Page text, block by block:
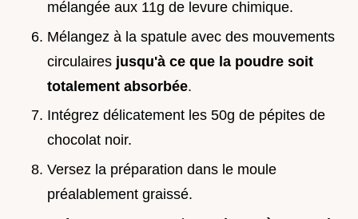
mélangée aux 11g de levure chimique.
Mélangez à la spatule avec des mouvements
circulaires jusqu'à ce que la poudre soit
totalement absorbée.
Intégrez délicatement les 50g de pépites de
chocolat noir.
Versez la préparation dans le moule
préalablement graissé.